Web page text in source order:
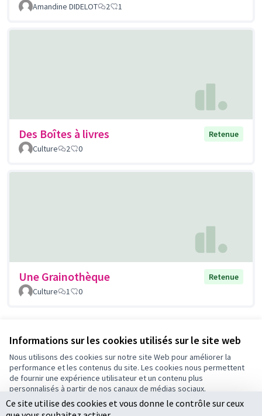
Informations sur les cookies utilisés sur le site web
Nous utilisons des cookies sur notre site Web pour améliorer la
performance et les contenus du site. Les cookies nous permettent
de fournir une expérience utilisateur et un contenu plus
personnalisés à partir de nos canaux de médias sociaux.
Tout accepter
Amandine DIDELOT 2 1
Des Boîtes à livres
Retenue
Culture
2 0
Une Grainothèque
Retenue
Culture
1 0
Conditions d'utilisation
Paramètres des cookies
Ce site utilise des cookies et vous donne le contrôle sur ceux